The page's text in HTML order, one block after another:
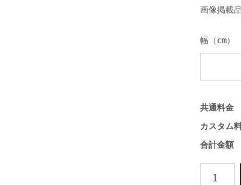
画像掲載
幅（cm）
共通料金
カスタム
合計金額